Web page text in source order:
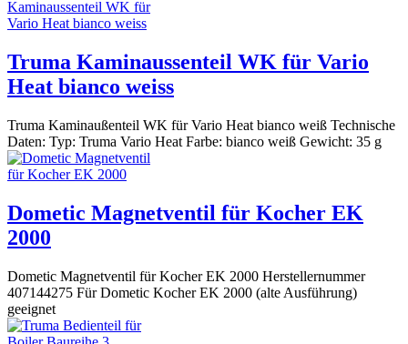
Truma Kaminaussenteil WK für Vario
Heat bianco weiss
Truma Kaminaußenteil WK für Vario Heat bianco weiß Technische
Daten: Typ: Truma Vario Heat Farbe: bianco weiß Gewicht: 35 g
Dometic Magnetventil für Kocher EK
2000
Dometic Magnetventil für Kocher EK 2000 Herstellernummer
407144275 Für Dometic Kocher EK 2000 (alte Ausführung)
geeignet